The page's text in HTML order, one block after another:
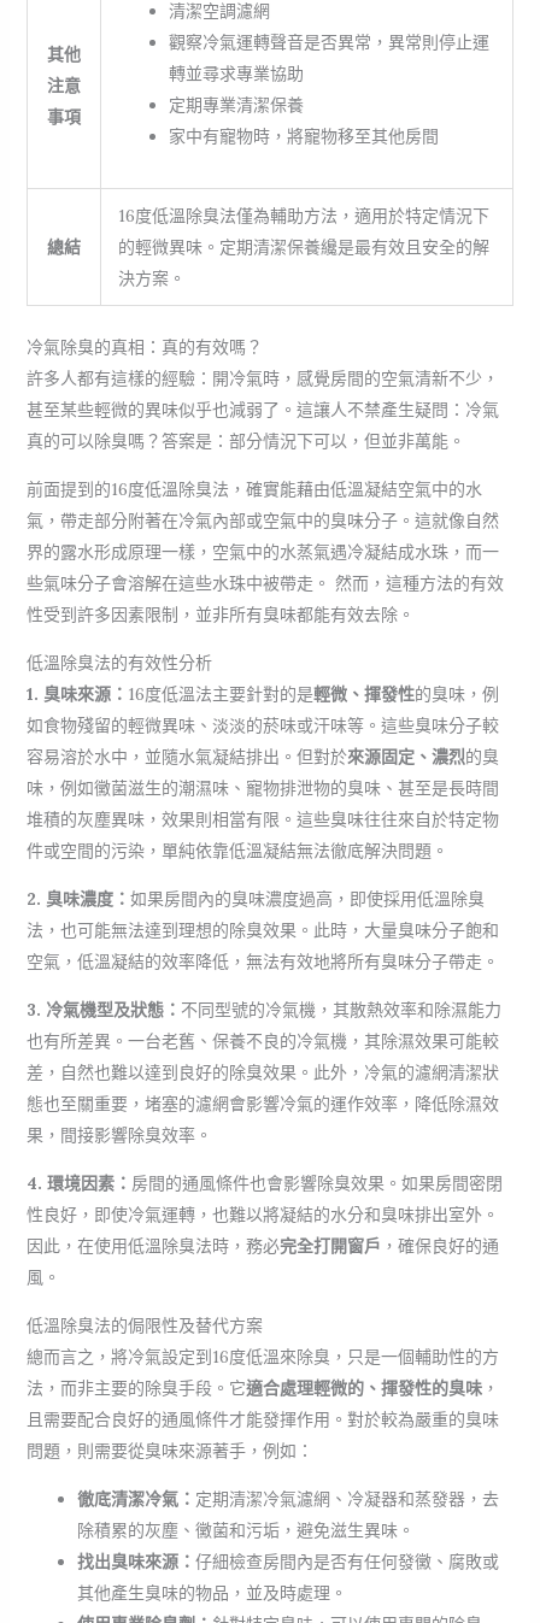
其他
注意
事項
清潔空調濾網
觀察冷氣運轉聲音是否異常，異常則停止運
轉並尋求專業協助
定期專業清潔保養
家中有寵物時，將寵物移至其他房間
總結
16度低溫除臭法僅為輔助方法，適用於特定情況下
的輕微異味。定期清潔保養纔是最有效且安全的解
決方案。
冷氣除臭的真相：真的有效嗎？
許多人都有這樣的經驗：開冷氣時，感覺房間的空氣清新不少，
甚至某些輕微的異味似乎也減弱了。這讓人不禁產生疑問：冷氣
真的可以除臭嗎？答案是：部分情況下可以，但並非萬能。
前面提到的16度低溫除臭法，確實能藉由低溫凝結空氣中的水
氣，帶走部分附著在冷氣內部或空氣中的臭味分子。這就像自然
界的露水形成原理一樣，空氣中的水蒸氣遇冷凝結成水珠，而一
些氣味分子會溶解在這些水珠中被帶走。 然而，這種方法的有效
性受到許多因素限制，並非所有臭味都能有效去除。
低溫除臭法的有效性分析
1. 臭味來源： 16度低溫法主要針對的是輕微、揮發性的臭味，例
如食物殘留的輕微異味、淡淡的菸味或汗味等。這些臭味分子較
容易溶於水中，並隨水氣凝結排出。但對於來源固定、濃烈的臭
味，例如黴菌滋生的潮濕味、寵物排泄物的臭味、甚至是長時間
堆積的灰塵異味，效果則相當有限。這些臭味往往來自於特定物
件或空間的污染，單純依靠低溫凝結無法徹底解決問題。
2. 臭味濃度： 如果房間內的臭味濃度過高，即使採用低溫除臭
法，也可能無法達到理想的除臭效果。此時，大量臭味分子飽和
空氣，低溫凝結的效率降低，無法有效地將所有臭味分子帶走。
3. 冷氣機型及狀態： 不同型號的冷氣機，其散熱效率和除濕能力
也有所差異。一台老舊、保養不良的冷氣機，其除濕效果可能較
差，自然也難以達到良好的除臭效果。此外，冷氣的濾網清潔狀
態也至關重要，堵塞的濾網會影響冷氣的運作效率，降低除濕效
果，間接影響除臭效率。
4. 環境因素： 房間的通風條件也會影響除臭效果。如果房間密閉
性良好，即使冷氣運轉，也難以將凝結的水分和臭味排出室外。
因此，在使用低溫除臭法時，務必完全打開窗戶 ，確保良好的通
風。
低溫除臭法的侷限性及替代方案
總而言之，將冷氣設定到16度低溫來除臭，只是一個輔助性的方
法，而非主要的除臭手段。它適合處理輕微的、揮發性的臭味，
且需要配合良好的通風條件才能發揮作用。對於較為嚴重的臭味
問題，則需要從臭味來源著手，例如：
徹底清潔冷氣： 定期清潔冷氣濾網、冷凝器和蒸發器，去
除積累的灰塵、黴菌和污垢，避免滋生異味。
找出臭味來源： 仔細檢查房間內是否有任何發黴、腐敗或
其他產生臭味的物品，並及時處理。